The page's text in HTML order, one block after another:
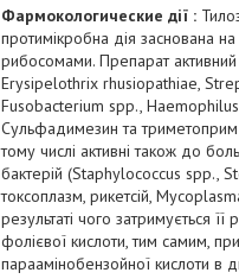
Фармокологические дії :
протимікробна дія заснована
рибосомами. Препарат
Erysipelothrix rhusiopathiae,
Fusobacterium spp.,
Сульфадимезин та триметоприм
тому числі активні також до
бактерій (Staphylococcus spp.,
токсоплазм, рикетсій,
результаті чого затримується
фолієвої кислоти, тим самим,
параамінобензойної кислоти